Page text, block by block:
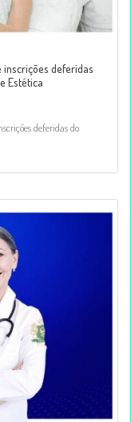
deferidas
Estética
deferidas do